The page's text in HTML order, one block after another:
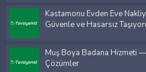
Kastamonu Evden Eve
Güvenle ve Hasarsız
Muş Boya Badana Hizmeti —
Çözümler